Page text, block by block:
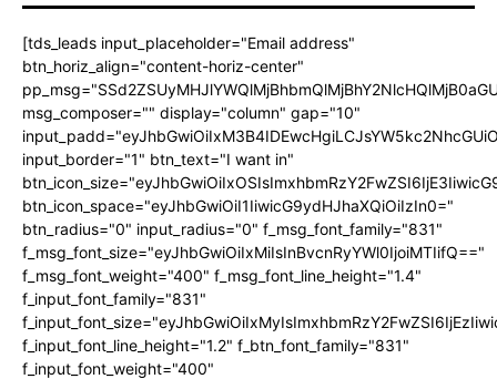
[tds_leads input_placeholder="Email address"
btn_horiz_align="content-horiz-center"
msg_composer="" display="column" gap="10"
input_border="1" btn_text="I want in"
btn_icon_space="eyJhbGwiOiI1IiwicG9ydHJhaXQiOiIzIn0="
btn_radius="0" input_radius="0" f_msg_font_family="831"
f_msg_font_size="eyJhbGwiOiIxMiIsInBvcnRyYWl0IjoiMTIifQ=="
f_msg_font_weight="400" f_msg_font_line_height="1.4"
f_input_font_family="831"
f_input_font_line_height="1.2" f_btn_font_family="831"
f_input_font_weight="400"